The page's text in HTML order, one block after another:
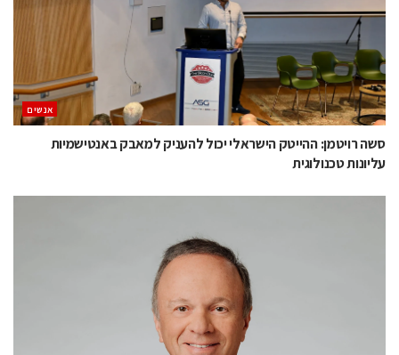
אנשים
סשה רויטמן: ההייטק הישראלי יכול להעניק למאבק באנטישמיות
עליונות טכנולוגית